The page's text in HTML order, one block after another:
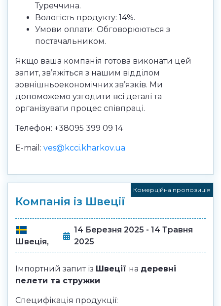
Туреччина.
Вологість продукту: 14%.
Умови оплати: Обговорюються з
постачальником.
Якщо ваша компанія готова виконати цей
запит, зв’яжіться з нашим відділом
зовнішньоекономічних зв’язків. Ми
допоможемо узгодити всі деталі та
організувати процес співпраці.
Телефон: +38095 399 09 14
E-mail: ves@kcci.kharkov.ua
Компанія із Швеції
Комерційна пропозиція
Швеція,
14 Березня 2025 - 14 Травня
2025
Імпортний запит із Швеції на деревні
пелети та стружки
Специфікація продукції: